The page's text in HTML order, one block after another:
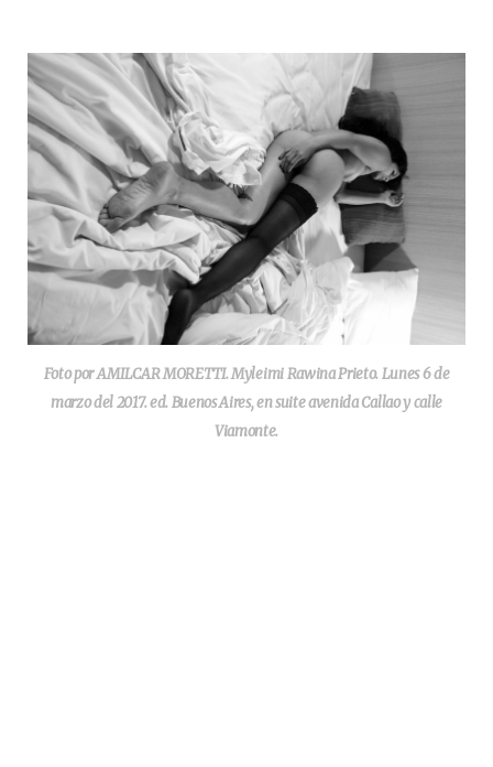
Foto por AMILCAR MORETTI. Myleimi Rawina Prieto. Lunes 6 de
marzo del 2017. ed. Buenos Aires, en suite avenida Callao y calle
Viamonte.